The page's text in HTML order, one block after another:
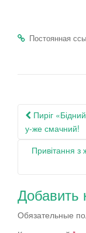
Постоянная
по
записям
Пиріг
у-же смачний!
Привітання з
Добавить
Обязательные